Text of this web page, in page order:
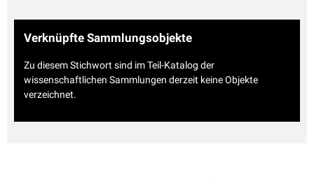
Verknüpfte Sammlungsobjekte
Zu diesem Stichwort sind im Teil-Katalog der
wissenschaftlichen Sammlungen derzeit keine Objekte
verzeichnet.